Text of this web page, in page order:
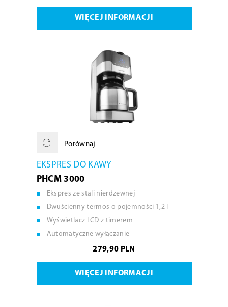
WIĘCEJ INFORMACJI
Porównaj
EKSPRES DO KAWY
PHCM 3000
Ekspres ze stali nierdzewnej
Dwuścienny termos o pojemności 1,2 l
Wyświetlacz LCD z timerem
Automatyczne wyłączanie
279,90 PLN
WIĘCEJ INFORMACJI